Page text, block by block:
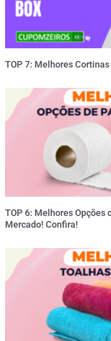
TOP 7: Melhores
TOP 6: Melhores Opções
Mercado! Confira!